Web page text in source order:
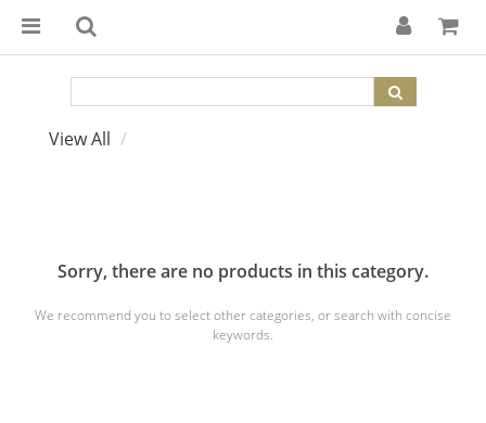
View All
Sorry, there are no products in this category.
We recommend you to select other categories, or search with concise
keywords.